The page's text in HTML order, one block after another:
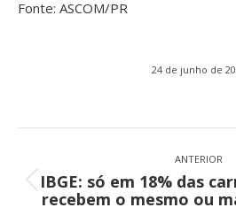
Fonte: ASCOM/PR
24 de junho de
de
post:
ANTERIOR
Post
IBGE: só em 18% das
recebem o mesmo ou